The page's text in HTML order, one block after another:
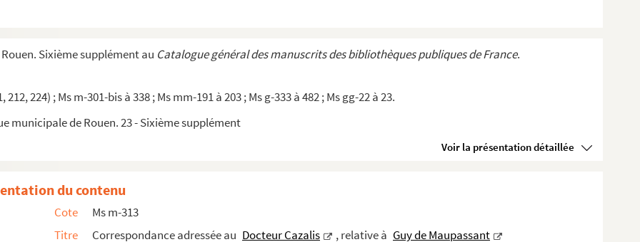
Sixième supplément au Catalogue général des manuscrits des bibliothèques publiques de France.
212, 224) ; Ms m-301-bis à 338 ; Ms mm-191 à 203 ; Ms g-333 à 482 ; Ms gg-22 à 23.
municipale de Rouen. 23 - Sixième supplément
Voir la présentation détaillée
à Guy de Maupassant
à Henri Cazalis, Paris
adressée à Henri Cazalis, Paris
adressée à Henri Cazalis, Paris
à Henri Cazalis, Paris
à Henri Cazalis, Paris
à Henri Cazalis, Paris
du contenu
Cote
Ms m-313
Titre
Correspondance adressée au Docteur Cazalis , relative à Guy de Maupassant